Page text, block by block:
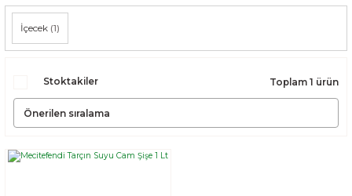
İçecek (1)
Stoktakiler Toplam 1 ürün